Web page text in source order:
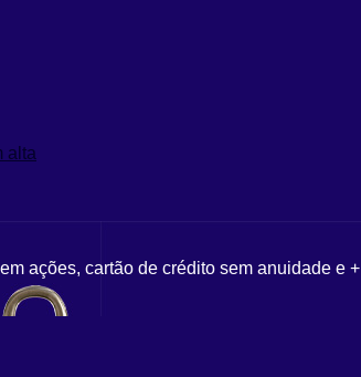
alta
ações, cartão de crédito sem anuidade e +